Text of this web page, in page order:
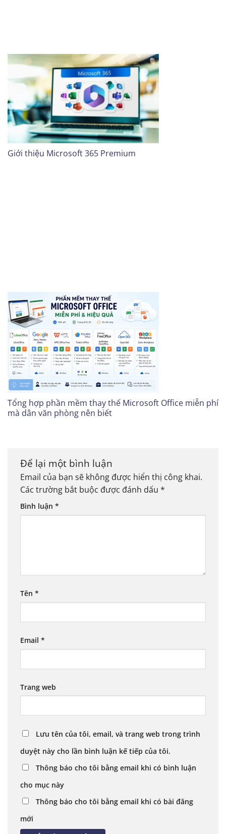
Giới thiệu Microsoft 365 Premium
Tổng hợp phần mềm thay thế Microsoft Office miễn phí
mà dân văn phòng nên biết
Để lại một bình luận
Email của bạn sẽ không được hiển thị công khai.
Các trường bắt buộc được đánh dấu *
Bình luận *
Tên *
Email *
Trang web
Lưu tên của tôi, email, và trang web trong trình
duyệt này cho lần bình luận kế tiếp của tôi.
Thông báo cho tôi bằng email khi có bình luận
cho mục này
Thông báo cho tôi bằng email khi có bài đăng
mới